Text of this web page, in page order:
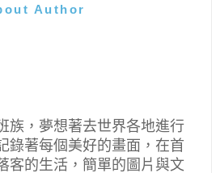
Author
族，夢想著去世界各地進行
錄著每個美好的畫面，在首
客的生活，簡單的圖片與文